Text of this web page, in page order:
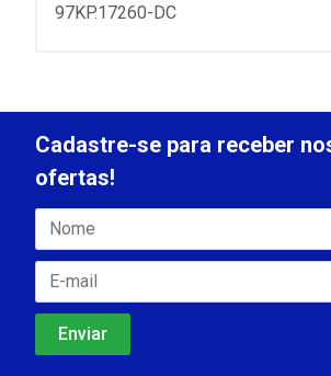
97KP.17260-DC
Cadastre-se para receber
ofertas!